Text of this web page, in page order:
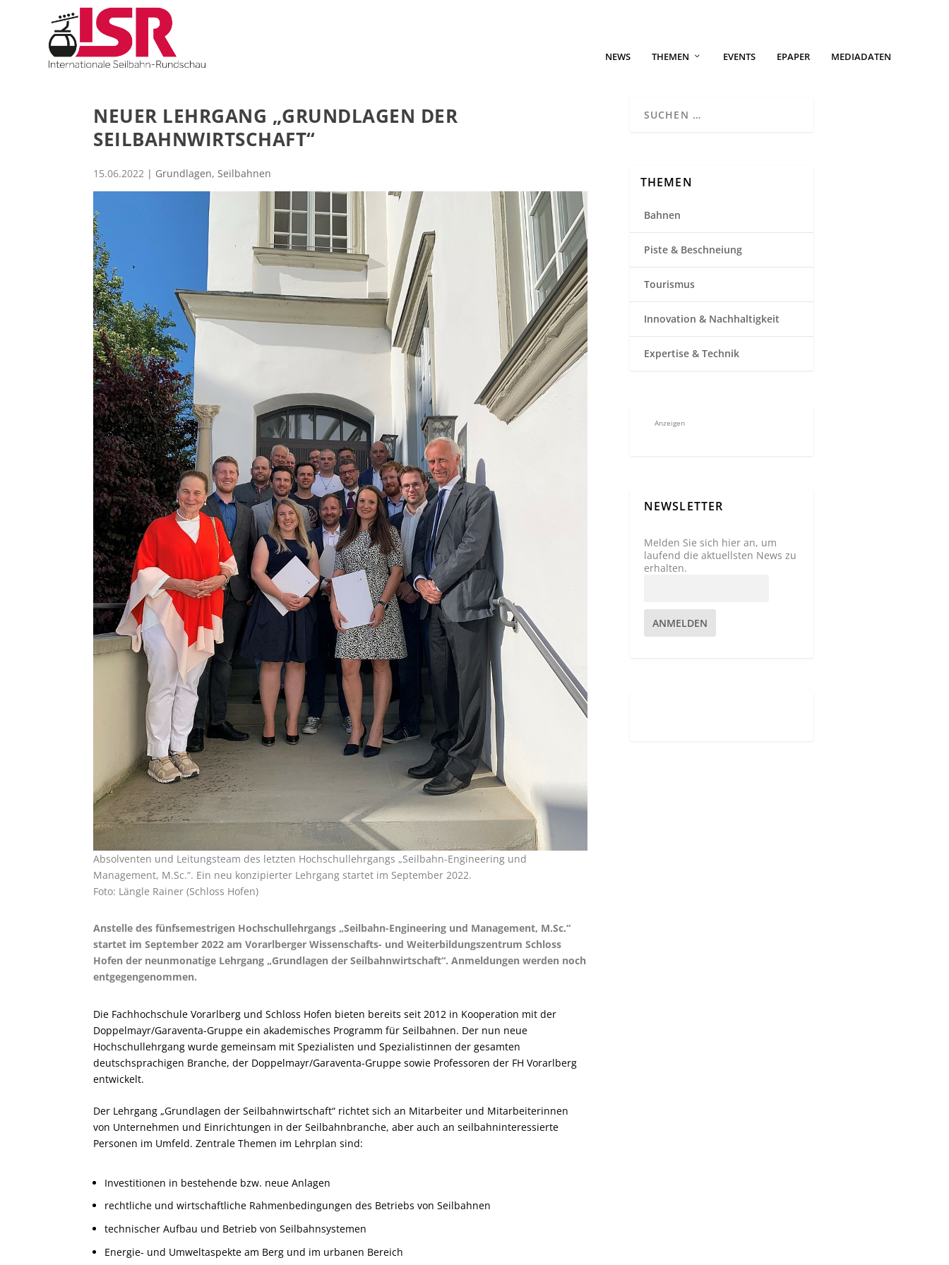
NEWS THEMEN EVENTS EPAPER MEDIADATEN
NEUER LEHRGANG „GRUNDLAGEN DER
SEILBAHNWIRTSCHAFT“
15.06.2022 | Grundlagen, Seilbahnen
Absolventen und Leitungsteam des letzten Hochschullehrgangs „Seilbahn-Engineering und
Management, M.Sc.“. Ein neu konzipierter Lehrgang startet im September 2022.
Foto: Längle Rainer (Schloss Hofen)
Anstelle des fünfsemestrigen Hochschullehrgangs „Seilbahn-Engineering und Management, M.Sc.“
startet im September 2022 am Vorarlberger Wissenschafts- und Weiterbildungszentrum Schloss
Hofen der neunmonatige Lehrgang „Grundlagen der Seilbahnwirtschaft“. Anmeldungen werden noch
entgegengenommen.
Die Fachhochschule Vorarlberg und Schloss Hofen bieten bereits seit 2012 in Kooperation mit der
Doppelmayr/Garaventa-Gruppe ein akademisches Programm für Seilbahnen. Der nun neue
Hochschullehrgang wurde gemeinsam mit Spezialisten und Spezialistinnen der gesamten
deutschsprachigen Branche, der Doppelmayr/Garaventa-Gruppe sowie Professoren der FH Vorarlberg
entwickelt.
Der Lehrgang „Grundlagen der Seilbahnwirtschaft“ richtet sich an Mitarbeiter und Mitarbeiterinnen
von Unternehmen und Einrichtungen in der Seilbahnbranche, aber auch an seilbahninteressierte
Personen im Umfeld. Zentrale Themen im Lehrplan sind:
Investitionen in bestehende bzw. neue Anlagen
rechtliche und wirtschaftliche Rahmenbedingungen des Betriebs von Seilbahnen
technischer Aufbau und Betrieb von Seilbahnsystemen
Energie- und Umweltaspekte am Berg und im urbanen Bereich
THEMEN
Bahnen
Piste & Beschneiung
Tourismus
Innovation & Nachhaltigkeit
Expertise & Technik
Anzeigen
NEWSLETTER
Melden Sie sich hier an, um
laufend die aktuellsten News zu
erhalten.
ANMELDEN